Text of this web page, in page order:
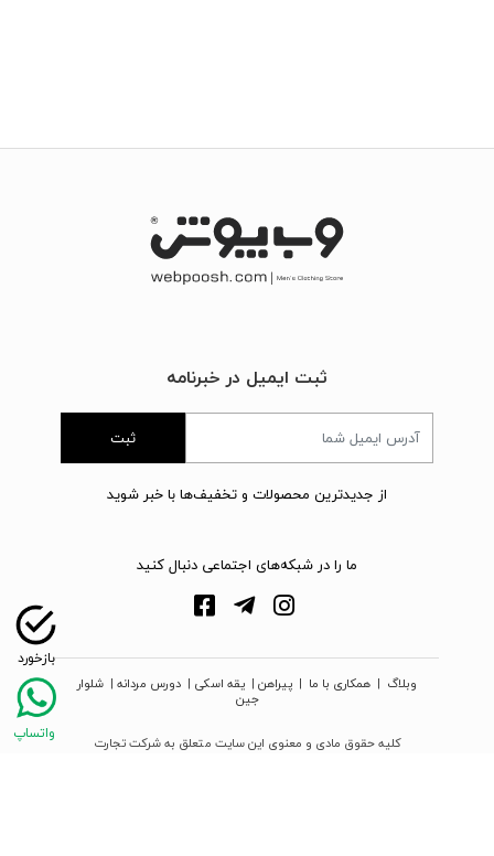
ثبت ایمیل در خبرنامه
ثبت
از جدیدترین محصولات و تخفیف‌ها با خبر شوید
ما را در شبکه‌های اجتماعی دنبال کنید
وبلاگ | همکاری با ما | پیراهن | یقه اسکی | دورس مردانه | شلوار
جین
کلیه حقوق مادی و معنوی این سایت متعلق به شرکت تجارت